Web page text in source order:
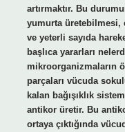
artırmaktır. Bu
yumurta üretebilmesi,
ve yeterli sayıda
başlıca yararları
mikroorganizmaların
parçaları vücuda
kalan bağışıklık
antikor üretir. Bu
ortaya çıktığında